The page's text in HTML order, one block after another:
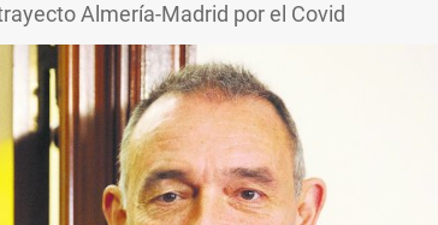
Almería-Madrid por el Covid